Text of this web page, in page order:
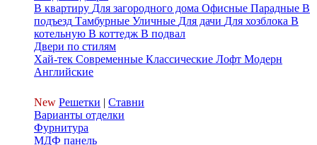
В квартиру Для загородного дома Офисные Парадные В
подъезд Тамбурные Уличные Для дачи Для хозблока В
котельную В коттедж В подвал
Двери по стилям
Хай-тек Современные Классические Лофт Модерн
Английские
New Решетки | Ставни
Варианты отделки
Фурнитура
МДФ панель